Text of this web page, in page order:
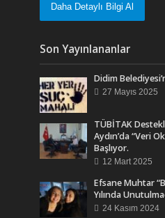
Daha Detaylı Bilgi Al
Son Yayınlananlar
Didim
27 Mayıs 2025
TÜBİTAK
Aydın’da “Veri
Başlıyor.
12 Mart 2025
Efsane Muhtar
Yılında
24 Kasım 2024